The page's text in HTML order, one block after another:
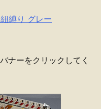
縛り グレー
ナーをクリックしてく